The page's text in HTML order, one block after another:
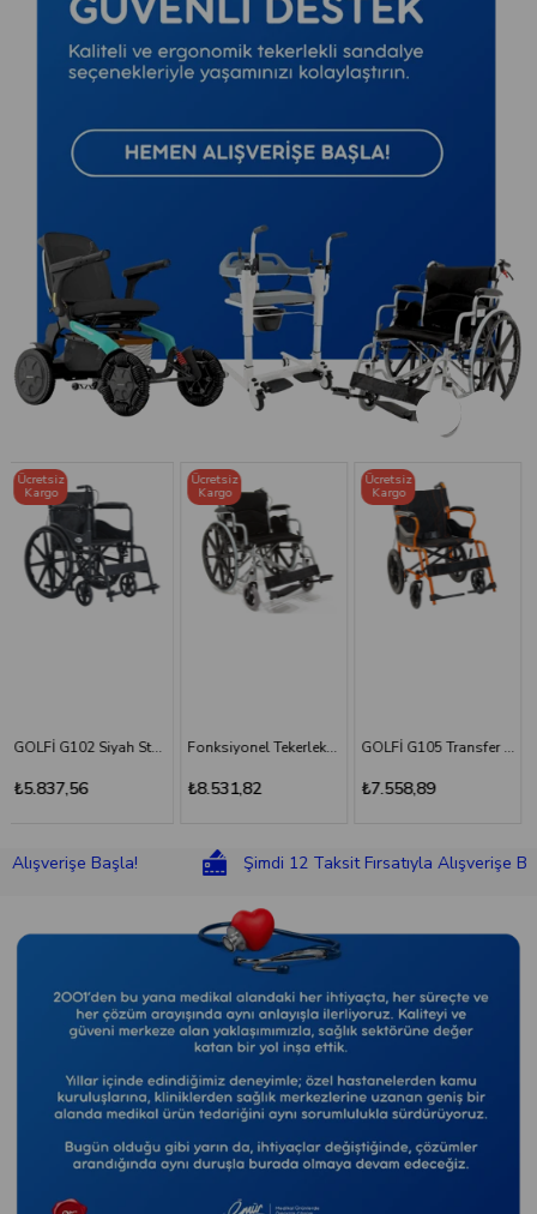
Fonksiyonel Tekerlekli Sandalye
₺8.531,82
Ücretsiz
Kargo
GOLFİ G105 Transfer Sandalyesi
₺7.558,89
Ücretsiz
Kargo
GOLFİ G106 Fonksiyonel Tekerlekli Sandalye
₺8.831,18
Ücretsiz
Kargo
Başla! Şimdi 12 Taksit Fırsatıyla Alışverişe Başla!